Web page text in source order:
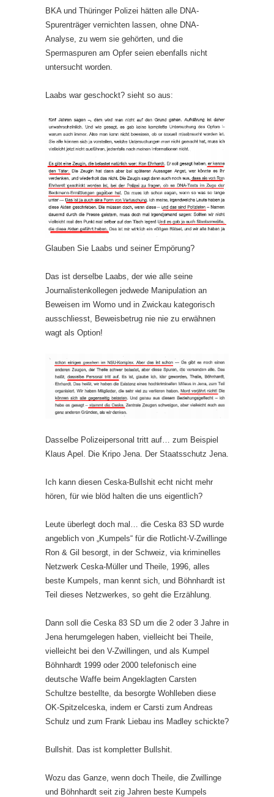
BKA und Thüringer Polizei hätten alle DNA-
Spurenträger vernichten lassen, ohne DNA-
Analyse, zu wem sie gehörten, und die
Spermaspuren am Opfer seien ebenfalls nicht
untersucht worden.
Laabs war geschockt? sieht so aus:
Glauben Sie Laabs und seiner Empörung?
Das ist derselbe Laabs, der wie alle seine
Journalistenkollegen jedwede Manipulation an
Beweisen im Womo und in Zwickau kategorisch
ausschliesst, Beweisbetrug nie nie zu erwähnen
wagt als Option!
Dasselbe Polizeipersonal tritt auf… zum Beispiel
Klaus Apel. Die Kripo Jena. Der Staatsschutz Jena.
Ich kann diesen Ceska-Bullshit echt nicht mehr
hören, für wie blöd halten die uns eigentlich?
Leute überlegt doch mal… die Ceska 83 SD wurde
angeblich von „Kumpels“ für die Rotlicht-V-Zwillinge
Ron & Gil besorgt, in der Schweiz, via kriminelles
Netzwerk Ceska-Müller und Theile, 1996, alles
beste Kumpels, man kennt sich, und Böhnhardt ist
Teil dieses Netzwerkes, so geht die Erzählung.
Dann soll die Ceska 83 SD um die 2 oder 3 Jahre in
Jena herumgelegen haben, vielleicht bei Theile,
vielleicht bei den V-Zwillingen, und als Kumpel
Böhnhardt 1999 oder 2000 telefonisch eine
deutsche Waffe beim Angeklagten Carsten
Schultze bestellte, da besorgte Wohlleben diese
OK-Spitzelceska, indem er Carsti zum Andreas
Schulz und zum Frank Liebau ins Madley schickte?
Bullshit. Das ist kompletter Bullshit.
Wozu das Ganze, wenn doch Theile, die Zwillinge
und Böhnhardt seit zig Jahren beste Kumpels